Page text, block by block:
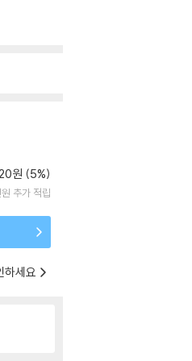
원 (5%)
추가 적립
하세요